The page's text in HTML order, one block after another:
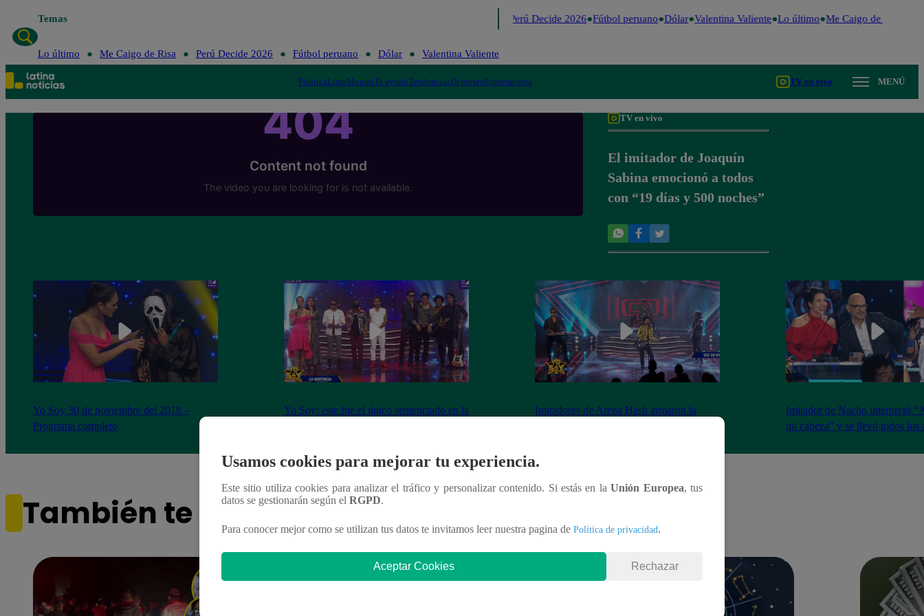
Temas Perú Decide 2026 Fútbol peruano Dólar Valentina Valiente Lo último Me Caigo de Risa
Lo último Me Caigo de Risa Perú Decide 2026 Fútbol peruano Dólar Valentina Valiente
PolíticaLimaMundoTe ayudoTendenciasDeportesEspectáculos TV en vivo MENÚ
TV en vivo
El imitador de Joaquín
Sabina emocionó a todos
con “19 días y 500 noches”
Yo Soy 30 de noviembre del 2018 –
Programa completo
Yo Soy: este fue el único sentenciado en la
Imitadores de Arena Hash armaron la
Imitador de Nacho interpretó
mi cabeza” y se llevó todos los
También te puede interesar
Usamos cookies para mejorar tu experiencia.
Este sitio utiliza cookies para analizar el tráfico y personalizar contenido. Si estás en laUnión Europea, tus
datos se gestionarán según el RGPD.
Para conocer mejor como se utilizan tus datos te invitamos leer nuestra pagina de Política de privacidad.
Aceptar Cookies Rechazar